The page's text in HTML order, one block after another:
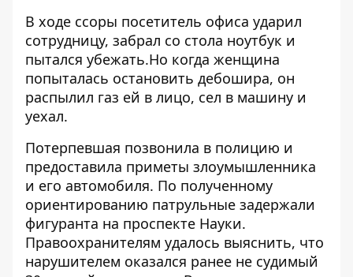
В ходе ссоры посетитель офиса ударил
сотрудницу, забрал со стола ноутбук и
пытался убежать.Но когда женщина
попыталась остановить дебошира, он
распылил газ ей в лицо, сел в машину и
уехал.
Потерпевшая позвонила в полицию и
предоставила приметы злоумышленника
и его автомобиля. По полученному
ориентированию патрульные задержали
фигуранта на проспекте Науки.
Правоохранителям удалось выяснить, что
нарушителем оказался ранее не судимый